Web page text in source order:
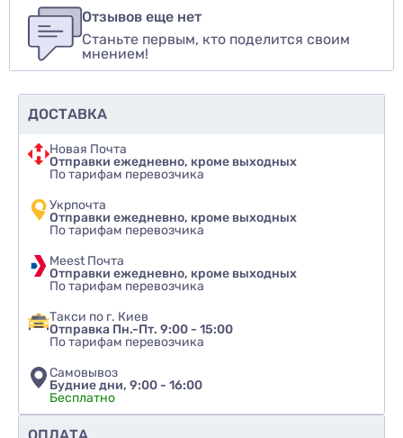
авторизуйтесь иливойдите
Оценить товар
Рекомендуете ли вы этот товар
Отзывов еще нет
Станьте первым, кто поделится своим
мнением!
ДОСТАВКА
Новая Почта
Отправки ежедневно, кроме выходных
По тарифам перевозчика
Укрпочта
Отправки ежедневно, кроме выходных
По тарифам перевозчика
Meest Почта
Отправки ежедневно, кроме выходных
По тарифам перевозчика
Такси по г. Киев
Отправка Пн.-Пт. 9:00 - 15:00
По тарифам перевозчика
Самовывоз
Будние дни, 9:00 - 16:00
Бесплатно